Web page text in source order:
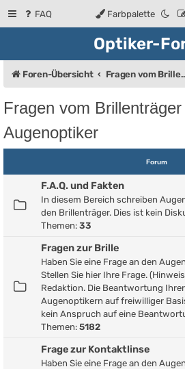
FAQ Farbpalette
Optiker-
Foren-Übersicht Fragen vom
Fragen vom
Augenoptiker
Forum
F.A.Q. und Fakten
In diesem Bereich schreiben
den Brillenträger. Dies ist kein
Themen: 33
Fragen zur Brille
Haben Sie eine Frage an den
Stellen Sie hier Ihre Frage.
Redaktion. Die Beantwortung
Augenoptikern auf freiwilliger
kein Anspruch auf eine
Themen: 5182
Frage zur Kontaktlinse
Haben Sie eine Frage an den